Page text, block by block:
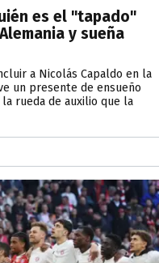
es el "tapado"
y sueña
a Nicolás Capaldo en la
un presente de ensueño
rueda de auxilio que la